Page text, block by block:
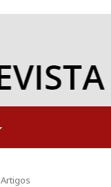
Artigos